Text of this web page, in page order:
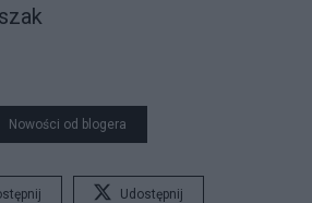
Nowości od blogera
Udostępnij